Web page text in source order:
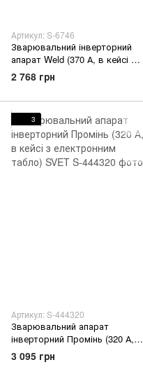
Артикул: S-6746
Зварювальний інверторний
апарат Weld (370 А, в кейсі з
електронним табло) SVET
2 768 грн
3
Артикул: S-444320
Зварювальний апарат
інверторний Промінь (320 А, в
кейсі з електронним табло)
SVET
3 095 грн